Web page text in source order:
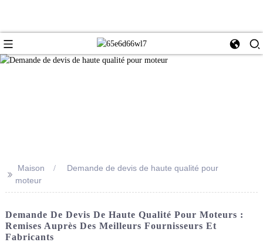
>>
Maison
Demande de devis de haute qualité pour
moteur
Demande De Devis De Haute Qualité Pour Moteurs :
Remises Auprès Des Meilleurs Fournisseurs Et
Fabricants